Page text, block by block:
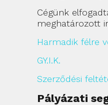
Cégünk
meghatározott
Harmadik félre
GY.I.K.
Szerződési
Pályázati